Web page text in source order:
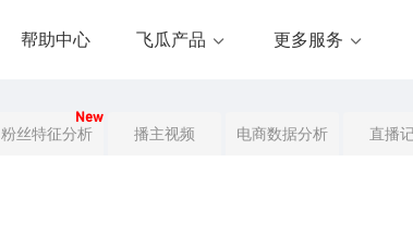
帮助中心 飞瓜产品 更多服务
粉丝特征分析
New
播主视频 电商数据分析 直播